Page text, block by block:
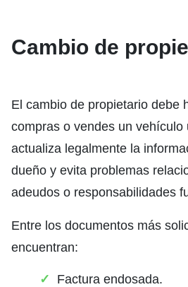
Cambio de
El cambio de propietario debe
compras o vendes un vehículo
actualiza legalmente la
dueño y evita problemas
adeudos o responsabilidades
Entre los documentos más
encuentran:
Factura endosada.